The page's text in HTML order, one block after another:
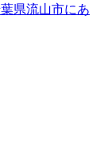
県流山市にあ